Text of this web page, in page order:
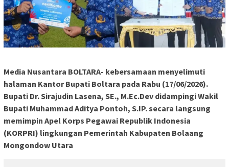
Media Nusantara BOLTARA- kebersamaan menyelimuti
halaman Kantor Bupati Boltara pada Rabu (17/06/2026).
Bupati Dr. Sirajudin Lasena, SE., M.Ec.Dev didampingi Wakil
Bupati Muhammad Aditya Pontoh, S.IP. secara langsung
memimpin Apel Korps Pegawai Republik Indonesia
(KORPRI) lingkungan Pemerintah Kabupaten Bolaang
Mongondow Utara